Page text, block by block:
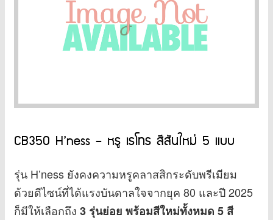
CB350 H’ness – หรู เรโทร สีสันใหม่ 5 แบบ
รุ่น H’ness ยังคงความหรูคลาสสิกระดับพรีเมียม
ด้วยดีไซน์ที่ได้แรงบันดาลใจจากยุค 80 และปี 2025
ก็มีให้เลือกถึง 3 รุ่นย่อย พร้อมสีใหม่ทั้งหมด 5 สี